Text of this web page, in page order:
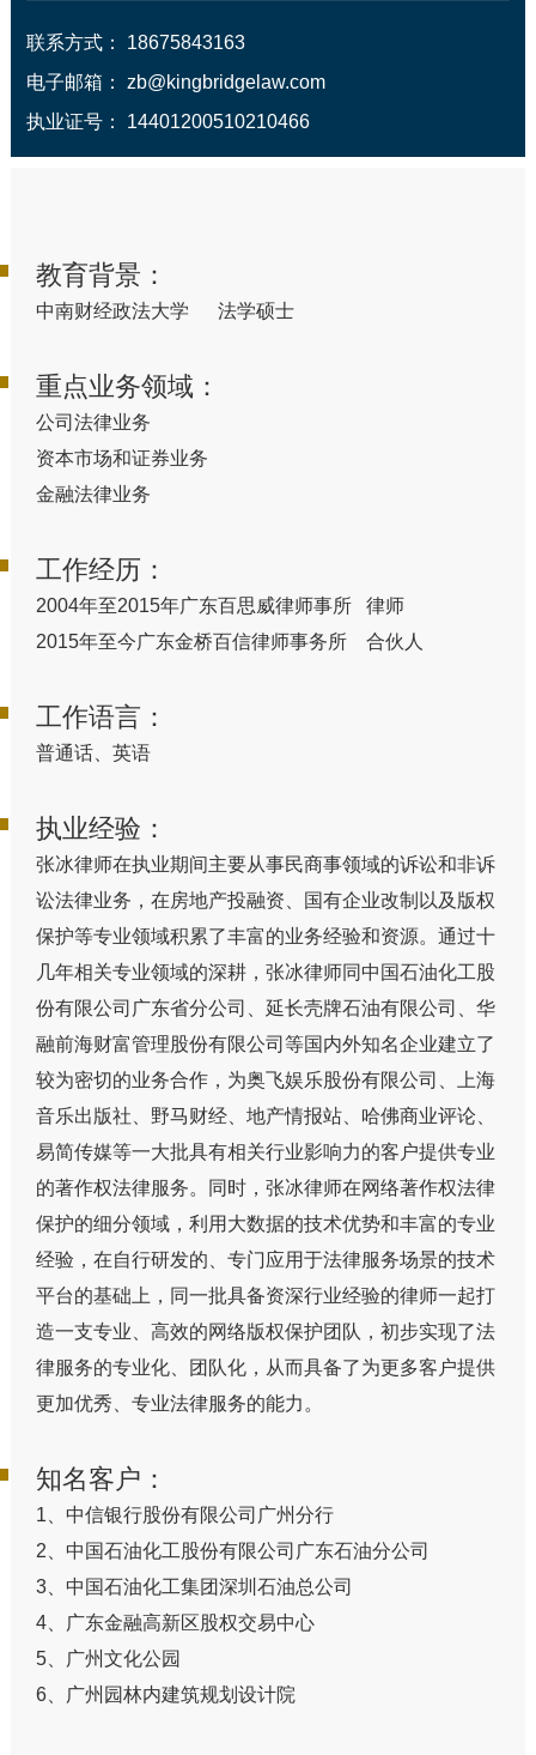
联系方式： 18675843163
电子邮箱： zb@kingbridgelaw.com
执业证号： 14401200510210466
教育背景：
中南财经政法大学 法学硕士
重点业务领域：
公司法律业务
资本市场和证券业务
金融法律业务
工作经历：
2004年至2015年广东百思威律师事所 律师
2015年至今广东金桥百信律师事务所 合伙人
工作语言：
普通话、英语
执业经验：
张冰律师在执业期间主要从事民商事领域的诉讼和非诉
讼法律业务，在房地产投融资、国有企业改制以及版权
保护等专业领域积累了丰富的业务经验和资源。通过十
几年相关专业领域的深耕，张冰律师同中国石油化工股
份有限公司广东省分公司、延长壳牌石油有限公司、华
融前海财富管理股份有限公司等国内外知名企业建立了
较为密切的业务合作，为奥飞娱乐股份有限公司、上海
音乐出版社、野马财经、地产情报站、哈佛商业评论、
易简传媒等一大批具有相关行业影响力的客户提供专业
的著作权法律服务。同时，张冰律师在网络著作权法律
保护的细分领域，利用大数据的技术优势和丰富的专业
经验，在自行研发的、专门应用于法律服务场景的技术
平台的基础上，同一批具备资深行业经验的律师一起打
造一支专业、高效的网络版权保护团队，初步实现了法
律服务的专业化、团队化，从而具备了为更多客户提供
更加优秀、专业法律服务的能力。
知名客户：
1、中信银行股份有限公司广州分行
2、中国石油化工股份有限公司广东石油分公司
3、中国石油化工集团深圳石油总公司
4、广东金融高新区股权交易中心
5、广州文化公园
6、广州园林内建筑规划设计院